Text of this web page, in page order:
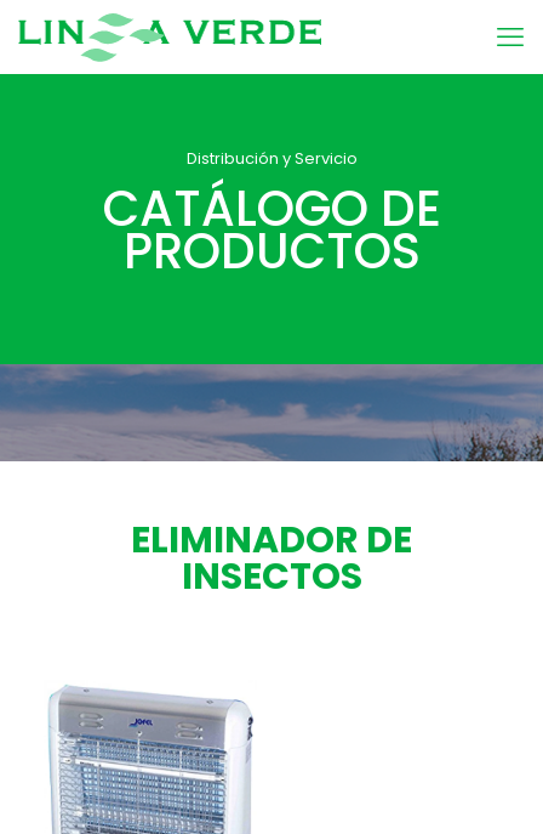
Distribución y Servicio
CATÁLOGO DE
PRODUCTOS
ELIMINADOR DE
INSECTOS